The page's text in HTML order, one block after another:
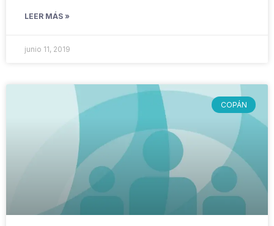
LEER MÁS »
junio 11, 2019
COPÁN